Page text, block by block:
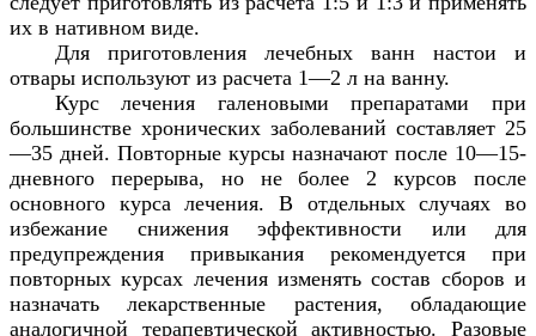
их в нативном виде.
Для приготовления лечебных ванн настои и
отвары используют из расчета 1—2 л на ванну.
Курс лечения галеновыми препаратами при
большинстве хронических заболеваний составляет 25
—35 дней. Повторные курсы назначают после 10—15-
дневного перерыва, но не более 2 курсов после
основного курса лечения. В отдельных случаях во
избежание снижения эффективности или для
предупреждения привыкания рекомендуется при
повторных курсах лечения изменять состав сборов и
назначать лекарственные растения, обладающие
аналогичной терапевтической активностью. Разовые